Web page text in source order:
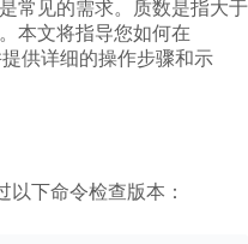
常见的需求。质数是指大于
本文将指导您如何在
供详细的操作步骤和示
以下命令检查版本：